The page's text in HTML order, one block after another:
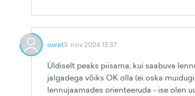
ovrat3. nov 2024 13:37
Üldiselt peaks piisama, kui saabuva
jalgadega võiks OK olla (ei oska
lennujaamades orienteeruda - ise olen